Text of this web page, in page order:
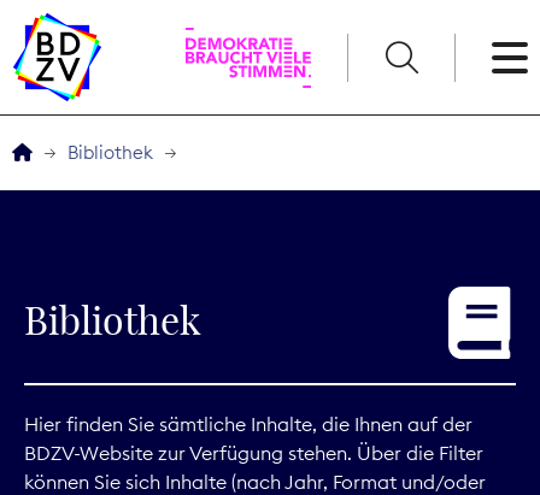
Service
Digitales
Bibliothek
Bibliothek
Hier finden Sie sämtliche Inhalte, die Ihnen auf der
BDZV-Website zur Verfügung stehen. Über die Filter
können Sie sich Inhalte (nach Jahr, Format und/oder